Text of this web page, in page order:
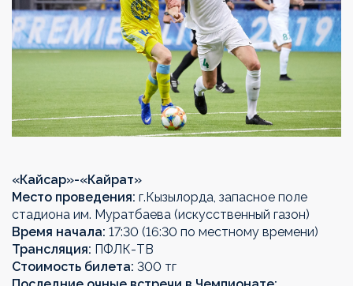
«Кайсар»-«Кайрат»
Место проведения: г.Кызылорда, запасное поле
стадиона им. Муратбаева (искусственный газон)
Время начала: 17:30 (16:30 по местному времени)
Трансляция: ПФЛК-ТВ
Стоимость билета: 300 тг